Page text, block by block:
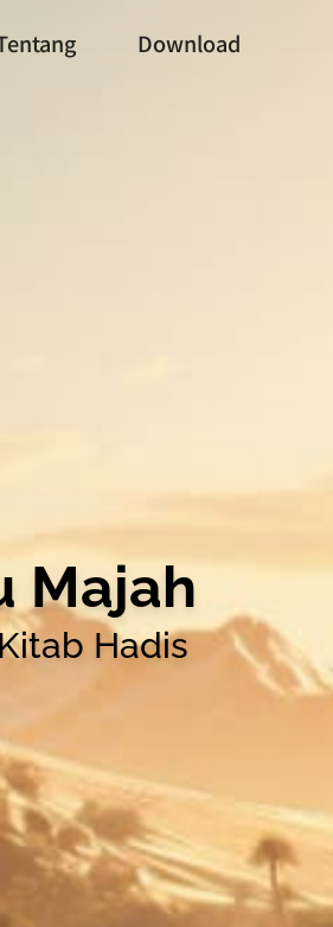
Download
Majah
Hadis